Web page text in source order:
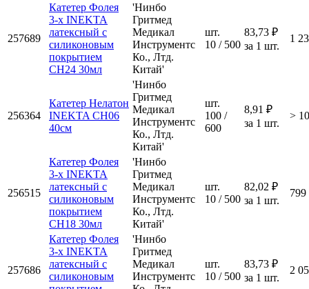
257689
Катетер Фолея
3-х INEKTA
латексный с
силиконовым
покрытием
CH24 30мл
'Нинбо
Гритмед
Медикал
Инструментс
Ко., Лтд.
Китай'
шт.
10 / 500
83,73 ₽
за 1 шт.
1
256364
Катетер Нелатон
INEKTA CH06
40см
'Нинбо
Гритмед
Медикал
Инструментс
Ко., Лтд.
Китай'
шт.
100 /
600
8,91 ₽
за 1 шт.
>
256515
Катетер Фолея
3-х INEKTA
латексный с
силиконовым
покрытием
CH18 30мл
'Нинбо
Гритмед
Медикал
Инструментс
Ко., Лтд.
Китай'
шт.
10 / 500
82,02 ₽
за 1 шт.
799
257686
Катетер Фолея
3-х INEKTA
латексный с
силиконовым
'Нинбо
Гритмед
Медикал
Инструментс
шт.
10 / 500
83,73 ₽
за 1 шт.
2